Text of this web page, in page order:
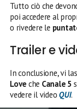
Tutto ciò che
poi accedere al
o rivedere le
Trailer e
In conclusione, vi
Loveche Canale 5
vedere il video QUI.